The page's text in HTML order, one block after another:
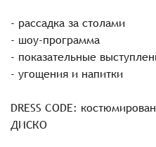
- рассадка за столами
- шоу-программа
- показательные
- угощения и напитки
DRESS CODE:
ДИСКО